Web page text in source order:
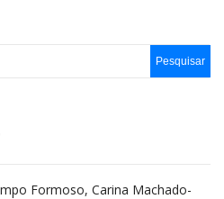
Formoso, Carina Machado-